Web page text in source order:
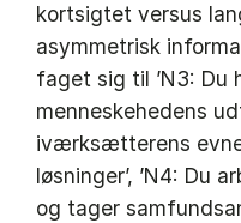
kortsigtet versus
asymmetrisk
faget sig til ’N3: Du
menneskehedens
iværksætterens
løsninger’, ’N4: Du
og tager